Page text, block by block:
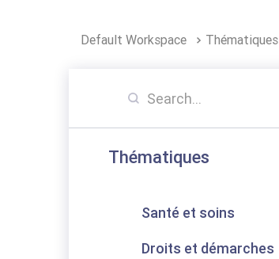
Default Workspace Thématiques
Thématiques
Santé et soins
Droits et démarches